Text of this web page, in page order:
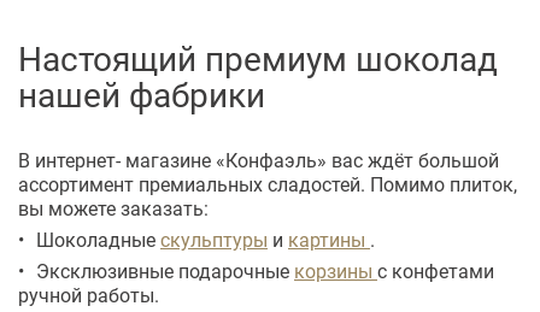
Настоящий премиум шоколад
нашей фабрики
В интернет- магазине «Конфаэль» вас ждёт большой
ассортимент премиальных сладостей. Помимо плиток,
вы можете заказать:
Шоколадныескульптуры и картины .
Эксклюзивные подарочные корзины с конфетами
ручной работы.